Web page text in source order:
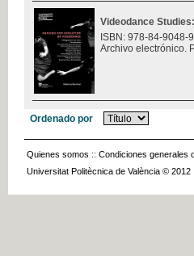
Videodance
ISBN: 978-84-9048-
Archivo electrónico.
Ordenado por
Quienes somos :: Condiciones generales
Universitat Politècnica de València © 2012